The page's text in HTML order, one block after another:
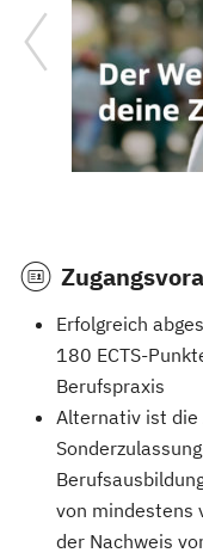
Erfolgreich
180 ECTS-
Berufspraxis
Alternativ ist die
von mindestens
der Nachweis